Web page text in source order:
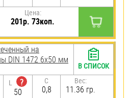
Цена:
201р. 73коп.
на
DIN 1472 6х50 мм
L
?
50
C
0,8
Вес:
11.36 гр.
В СПИСОК